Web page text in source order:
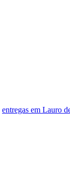
entregas em Lauro